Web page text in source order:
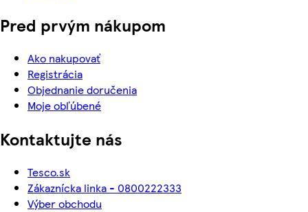
Pred prvým nákupom
Ako nakupovať
Registrácia
Objednanie doručenia
Moje obľúbené
Kontaktujte nás
Tesco.sk
Zákaznícka linka - 0800222333
Výber obchodu